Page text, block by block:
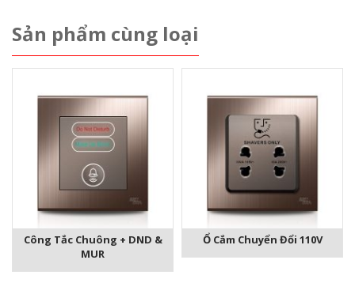
Sản phẩm cùng loại
Công Tắc Chuông + DND &
MUR
Ổ Cắm Chuyển Đổi 110V